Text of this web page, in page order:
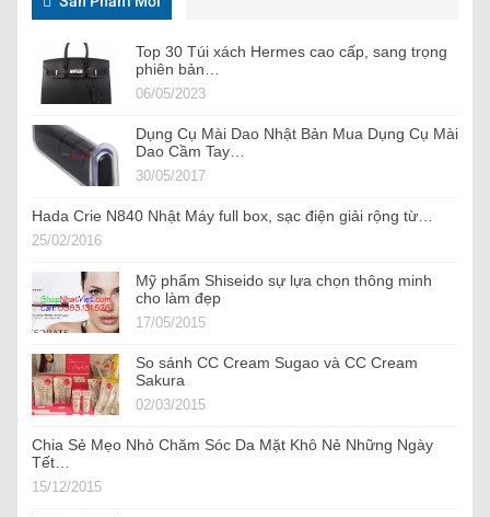
Top 30 Túi xách Hermes cao cấp, sang trọng
phiên bản…
06/05/2023
Dụng Cụ Mài Dao Nhật Bản Mua Dụng Cụ Mài
Dao Cầm Tay…
30/05/2017
Hada Crie N840 Nhật Máy full box, sạc điện giải rộng từ…
25/02/2016
Mỹ phẩm Shiseido sự lựa chọn thông minh
cho làm đẹp
17/05/2015
So sánh CC Cream Sugao và CC Cream
Sakura
02/03/2015
Chia Sẻ Mẹo Nhỏ Chăm Sóc Da Mặt Khô Nẻ Những Ngày
Tết…
15/12/2015